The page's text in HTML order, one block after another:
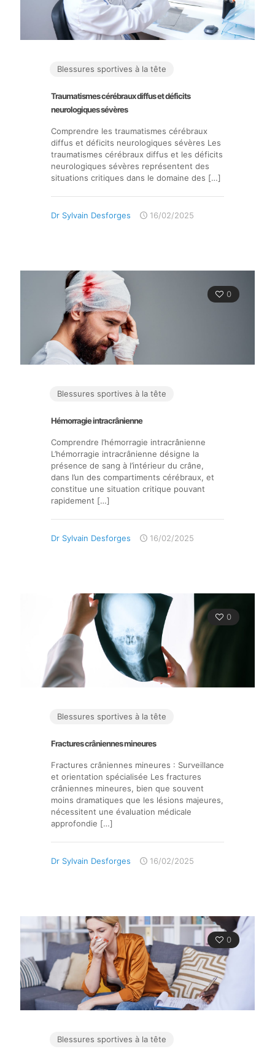
Blessures sportives à la tête
Traumatismes cérébraux diffus et déficits
neurologiques sévères
Comprendre les traumatismes cérébraux
diffus et déficits neurologiques sévères Les
traumatismes cérébraux diffus et les déficits
neurologiques sévères représentent des
situations critiques dans le domaine des […]
Dr Sylvain Desforges 16/02/2025
0
Blessures sportives à la tête
Hémorragie intracrânienne
Comprendre l’hémorragie intracrânienne
L’hémorragie intracrânienne désigne la
présence de sang à l’intérieur du crâne,
dans l’un des compartiments cérébraux, et
constitue une situation critique pouvant
rapidement […]
Dr Sylvain Desforges 16/02/2025
0
Blessures sportives à la tête
Fractures crâniennes mineures
Fractures crâniennes mineures : Surveillance
et orientation spécialisée Les fractures
crâniennes mineures, bien que souvent
moins dramatiques que les lésions majeures,
nécessitent une évaluation médicale
approfondie […]
Dr Sylvain Desforges 16/02/2025
0
Blessures sportives à la tête